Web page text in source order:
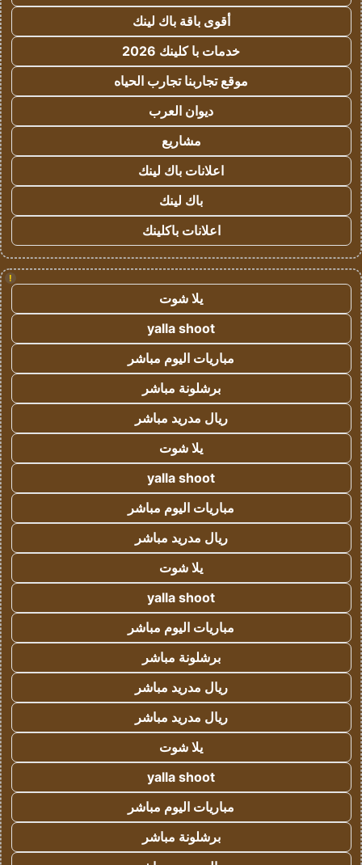
أقوى باقة باك لينك
خدمات با كلينك 2026
موقع تجاربنا تجارب الحياه
ديوان العرب
مشاريع
اعلانات باك لينك
باك لينك
اعلانات باكلينك
!
يلا شوت
yalla shoot
مباريات اليوم مباشر
برشلونة مباشر
ريال مدريد مباشر
يلا شوت
yalla shoot
مباريات اليوم مباشر
ريال مدريد مباشر
يلا شوت
yalla shoot
مباريات اليوم مباشر
برشلونة مباشر
ريال مدريد مباشر
ريال مدريد مباشر
يلا شوت
yalla shoot
مباريات اليوم مباشر
برشلونة مباشر